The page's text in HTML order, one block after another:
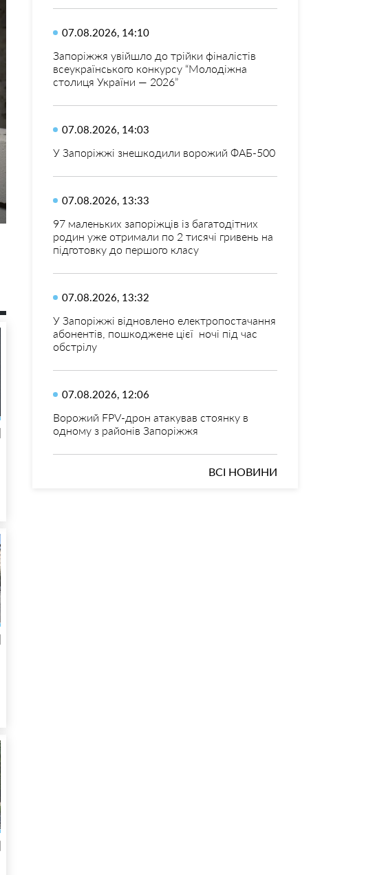
07.08.2026, 14:10
Запоріжжя увійшло до трійки фіналістів
всеукраїнського конкурсу “Молодіжна
столиця України — 2026”
07.08.2026, 14:03
У Запоріжжі знешкодили ворожий ФАБ-500
07.08.2026, 13:33
97 маленьких запоріжців із багатодітних
родин уже отримали по 2 тисячі гривень на
підготовку до першого класу
07.08.2026, 13:32
У Запоріжжі відновлено електропостачання
абонентів, пошкоджене цієї ночі під час
обстрілу
07.08.2026, 12:06
Ворожий FPV-дрон атакував стоянку в
одному з районів Запоріжжя
ВСІ НОВИНИ